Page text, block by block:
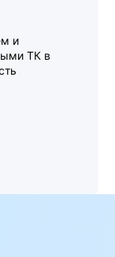
и
ТК в